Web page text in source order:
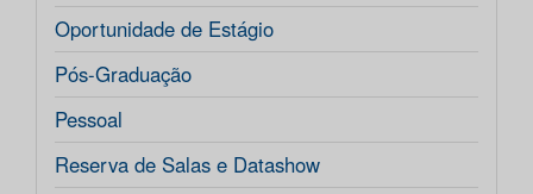
Oportunidade de Estágio
Pós-Graduação
Pessoal
Reserva de Salas e Datashow